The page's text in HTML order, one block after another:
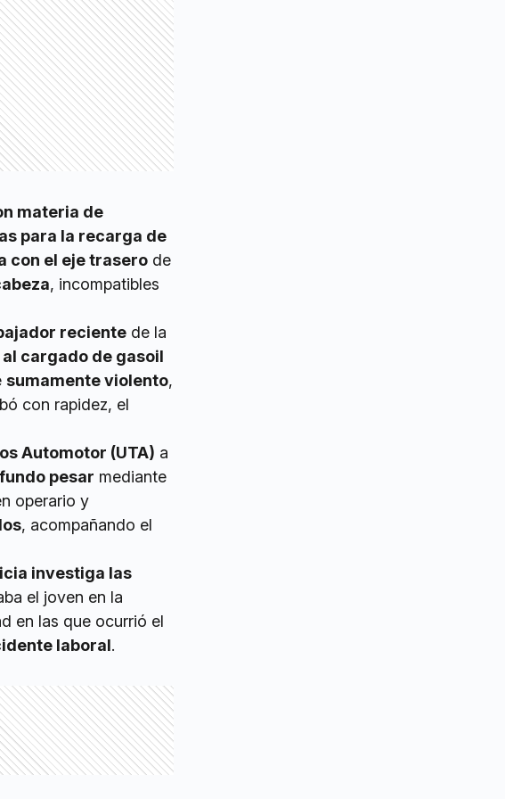
materia de
para la recarga de
con el eje trasero de
, incompatibles
reciente de la
cargado de gasoil
sumamente violento,
con rapidez, el
Automotor (UTA) a
pesar mediante
operario y
, acompañando el
investiga las
el joven en la
en las que ocurrió el
laboral.